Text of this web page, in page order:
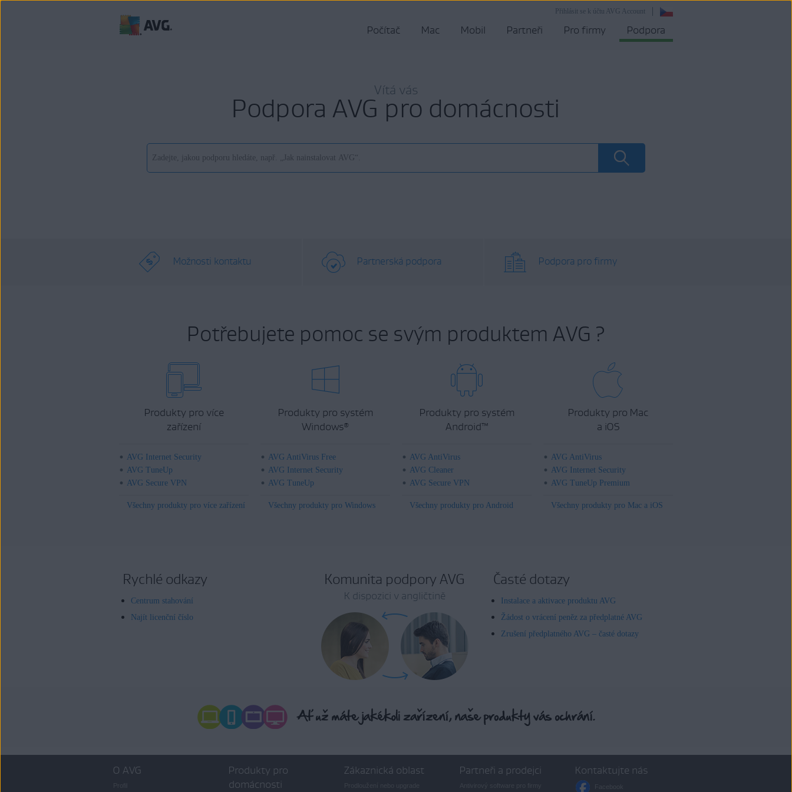
Přihlásit se k účtu AVG Account
Počítač Mac Mobil Partneři Pro firmy Podpora
Vítá vás
Podpora AVG pro domácnosti
Možnosti kontaktu Partnerská podpora Podpora pro firmy
Potřebujete pomoc se svým produktem AVG ?
Produkty pro více
zařízení
AVG Internet Security
AVG TuneUp
AVG Secure VPN
Všechny produkty pro více zařízení
Produkty pro systém
Windows®
AVG AntiVirus Free
AVG Internet Security
AVG TuneUp
Všechny produkty pro Windows
Produkty pro systém
Android™
AVG AntiVirus
AVG Cleaner
AVG Secure VPN
Všechny produkty pro Android
Produkty pro Mac
a iOS
AVG AntiVirus
AVG Internet Security
AVG TuneUp Premium
Všechny produkty pro Mac a iOS
Rychlé odkazy
Centrum stahování
Najít licenční číslo
Komunita podpory AVG
K dispozici v angličtině
Časté dotazy
Instalace a aktivace produktu AVG
Žádost o vrácení peněz za předplatné AVG
Zrušení předplatného AVG – časté dotazy
O AVG
Produkty pro
domácnosti
Zákaznická oblast Partneři a prodejci Kontaktujte nás